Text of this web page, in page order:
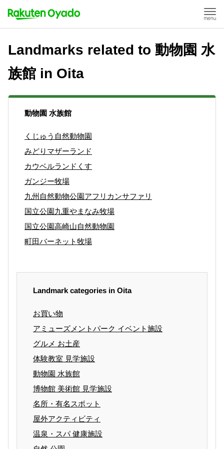
Landmarks related to 動物園 水
族館 in Oita
動物園 水族館
くじゅう自然動物園
みどりマザーランド
カウベルランドくす
ガンジー牧場
九州自然動物公園アフリカンサファリ
国立公園九重やまなみ牧場
国立公園高崎山自然動物園
町田バーネット牧場
Landmark categories in Oita
お買い物
アミューズメントパーク イベント施設
グルメ お土産
体験教室 見学施設
動物園 水族館
博物館 美術館 見学施設
名所・有名スポット
屋外アクティビティ
温泉・スパ 健康施設